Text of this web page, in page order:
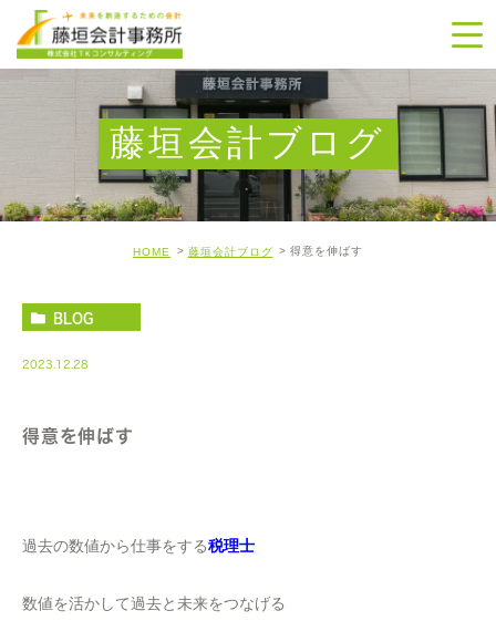
藤垣会計ブログ
HOME 藤垣会計ブログ 得意を伸ばす
BLOG
2023.12.28
得意を伸ばす
過去の数値から仕事をする税理士
数値を活かして過去と未来をつなげる